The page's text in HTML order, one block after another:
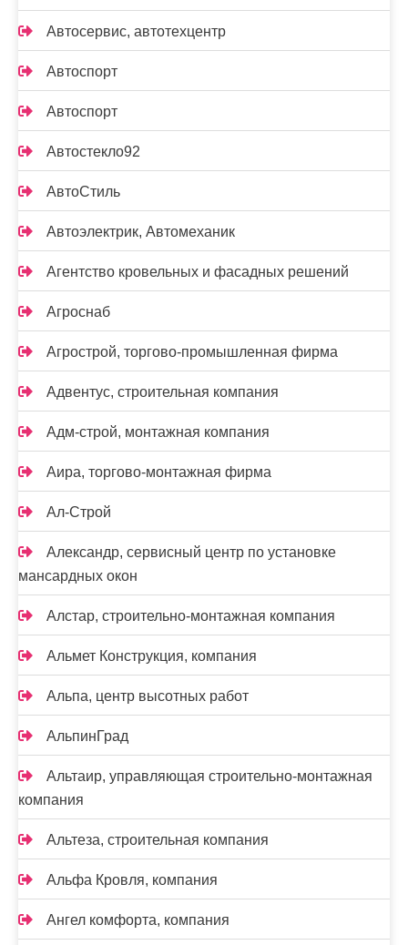
Автосервис, автотехцентр
Автоспорт
Автоспорт
Автостекло92
АвтоСтиль
Автоэлектрик, Автомеханик
Агентство кровельных и фасадных решений
Агроснаб
Агрострой, торгово-промышленная фирма
Адвентус, строительная компания
Адм-строй, монтажная компания
Аира, торгово-монтажная фирма
Ал-Строй
Александр, сервисный центр по установке
мансардных окон
Алстар, строительно-монтажная компания
Альмет Конструкция, компания
Альпа, центр высотных работ
АльпинГрад
Альтаир, управляющая строительно-монтажная
компания
Альтеза, строительная компания
Альфа Кровля, компания
Ангел комфорта, компания